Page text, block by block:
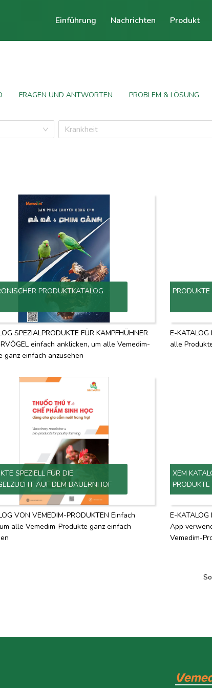
Einführung Nachrichten Produkt
FRAGEN UND ANTWORTEN PROBLEM & LÖSUNG
Krankheit
PRODUKTKATALOG
SPEZIALPRODUKTE FÜR KAMPFHÜHNER
einfach anklicken, um alle Vemedim-
ganz einfach anzusehen
PRODUKTE
E-
alle
SPEZIELL FÜR DIE
AUF DEM BAUERNHOF
VON VEMEDIM-PRODUKTEN Einfach
alle Vemedim-Produkte ganz einfach
XEM
PRODUKTE
E-KATALOG
App
Vemedim-